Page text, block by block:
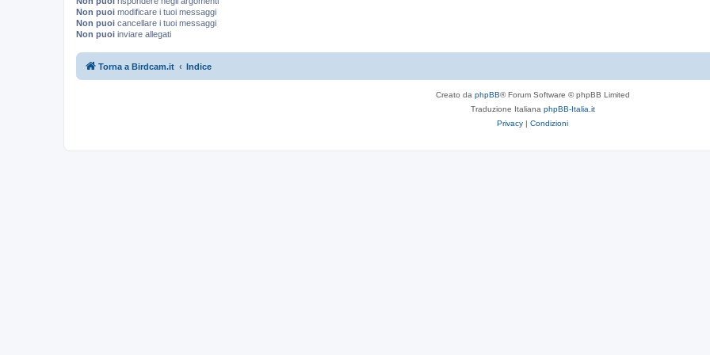
Non puoi modificare i tuoi messaggi
Non puoi cancellare i tuoi messaggi
Non puoi inviare allegati
Torna a Birdcam.it Indice
Creato da phpBB® Forum Software © phpBB Limited
Traduzione Italiana phpBB-Italia.it
Privacy | Condizioni